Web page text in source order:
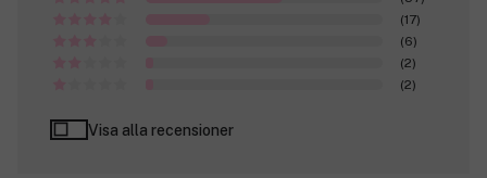
(17)
(6)
(2)
(2)
Visa alla recensioner